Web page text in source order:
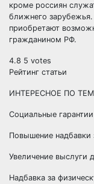
кроме россиян
ближнего
приобретают
гражданином РФ.
4.8 5 votes
Рейтинг статьи
ИНТЕРЕСНОЕ ПО
Социальные
Повышение надбавки
Увеличение выслуги
Надбавка за